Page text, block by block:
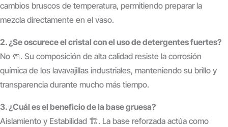
cambios bruscos de temperatura, permitiendo preparar la
mezcla directamente en el vaso.
2. ¿Se oscurece el cristal con el uso de detergentes fuertes?
No 🧼. Su composición de alta calidad resiste la corrosión
química de los lavavajillas industriales, manteniendo su brillo y
transparencia durante mucho más tiempo.
3. ¿Cuál es el beneficio de la base gruesa?
Aislamiento y Estabilidad 🏗️. La base reforzada actúa como